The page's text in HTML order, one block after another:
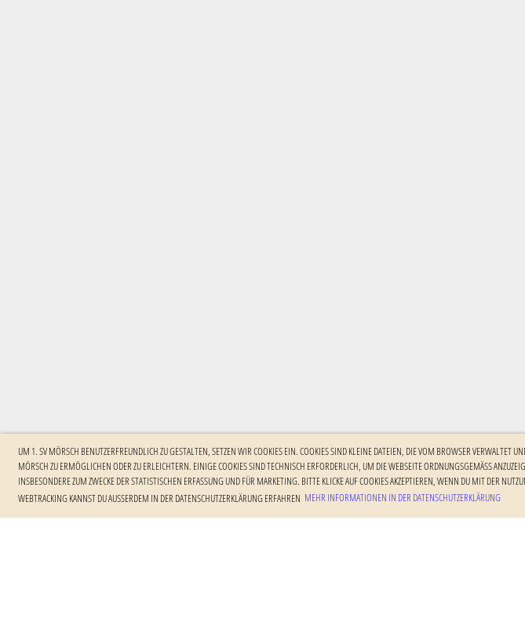
UM 1. SV MÖRSCH BENUTZERFREUNDLICH ZU GESTALTEN, SETZEN WIR COOKIES EIN. COOKIES SIND KLEINE DATEIEN, DIE VOM BROWSER VERWALTET
MÖRSCH ZU ERMÖGLICHEN ODER ZU ERLEICHTERN. EINIGE COOKIES SIND TECHNISCH ERFORDERLICH, UM DIE WEBSEITE ORDNUNGSGEMÄSS
NSBESONDERE ZUM ZWECKE DER STATISTISCHEN ERFASSUNG UND FÜR MARKETING. BITTE KLICKE AUF COOKIES AKZEPTIEREN, WENN DU MIT DER
EBTRACKING KANNST DU AUSSERDEM IN DER DATENSCHUTZERKLÄRUNG ERFAHREN
MEHR INFORMATIONEN IN DER DATENSCHUTZERKLÄRUNG